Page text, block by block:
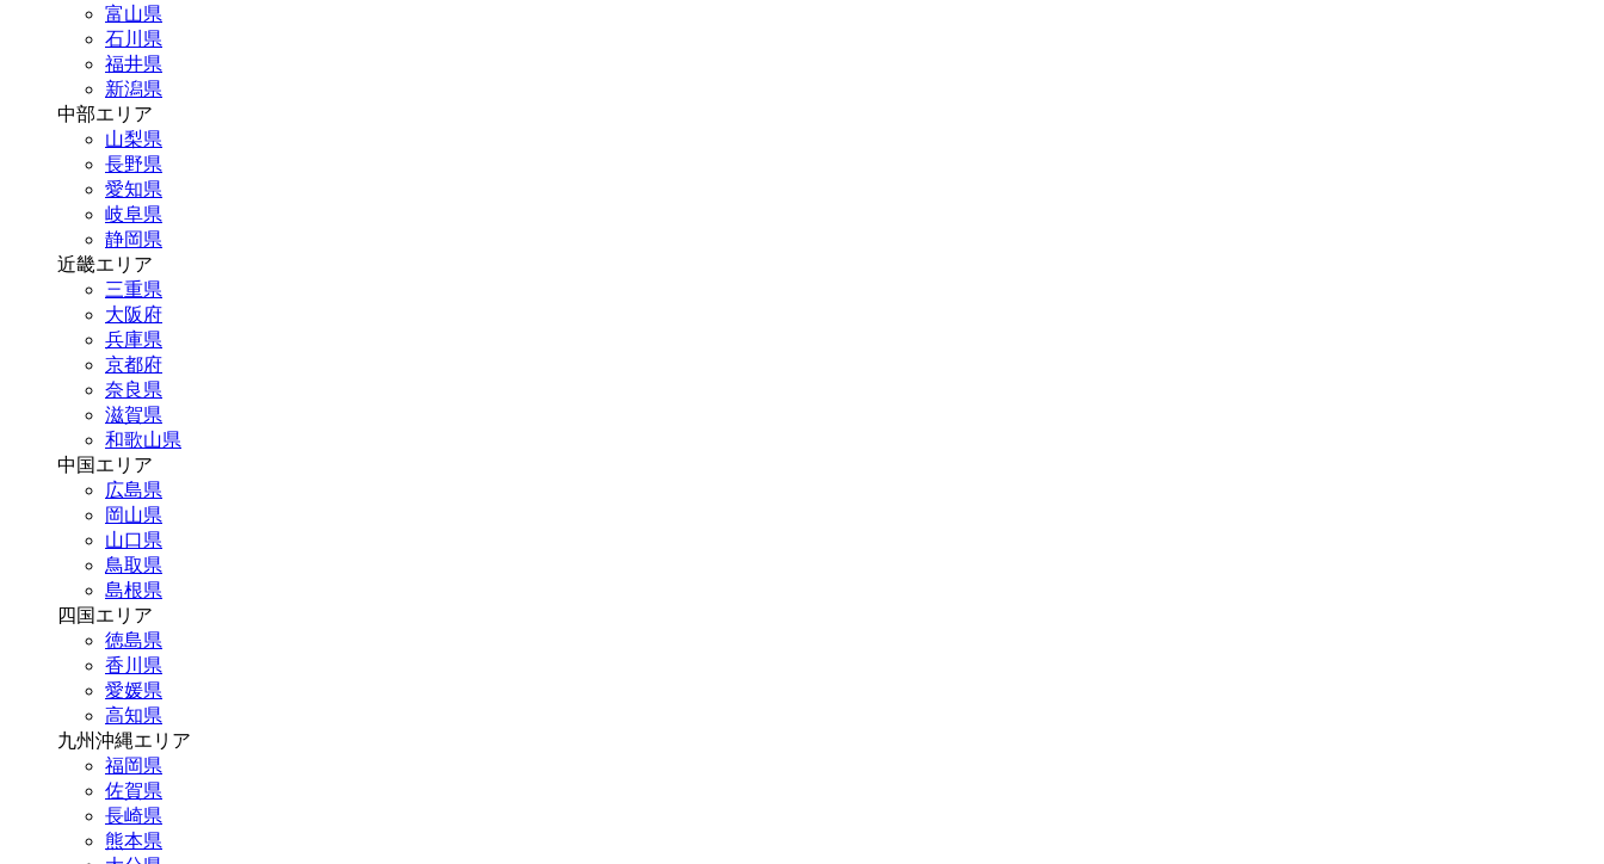
富山県
石川県
福井県
新潟県
中部エリア
山梨県
長野県
愛知県
岐阜県
静岡県
近畿エリア
三重県
大阪府
兵庫県
京都府
奈良県
滋賀県
和歌山県
中国エリア
広島県
岡山県
山口県
鳥取県
島根県
四国エリア
徳島県
香川県
愛媛県
高知県
九州沖縄エリア
福岡県
佐賀県
長崎県
熊本県